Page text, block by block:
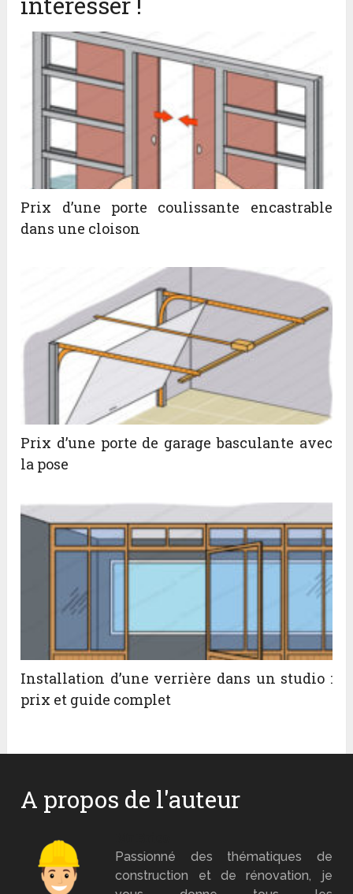
Prix d’une porte coulissante encastrable
dans une cloison
Prix d’une porte de garage basculante avec
la pose
Installation d’une verrière dans un studio :
prix et guide complet
A propos de l'auteur
Passionné des thématiques de
construction et de rénovation, je